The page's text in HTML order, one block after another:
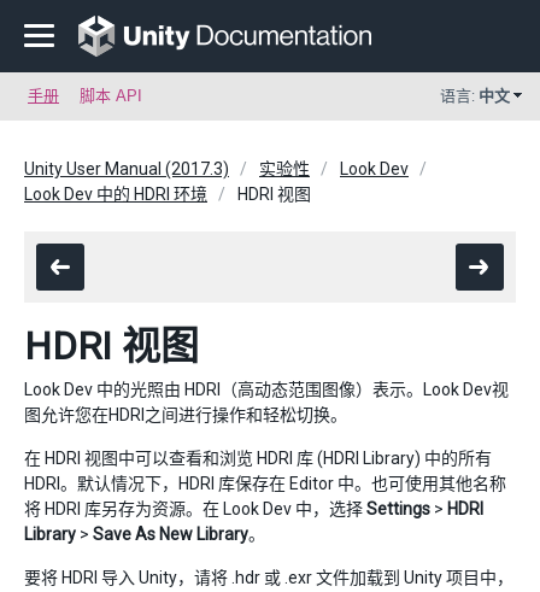
手册 脚本 API 语言: 中文
Unity User Manual (2017.3) 实验性
Look Dev
Look Dev 中的 HDRI 环境
HDRI 视图
HDRI 视图
Look Dev 中的光照由 HDRI（高动态范围图像）表示。Look Dev视
图允许您在HDRI之间进行操作和轻松切换。
在 HDRI 视图中可以查看和浏览 HDRI 库 (HDRI Library) 中的所有
HDRI。默认情况下，HDRI 库保存在 Editor 中。也可使用其他名称
将 HDRI 库另存为资源。在 Look Dev 中，选择Settings > HDRI
Library > Save As New Library。
要将 HDRI 导入 Unity，请将 .hdr 或 .exr 文件加载到 Unity 项目中，